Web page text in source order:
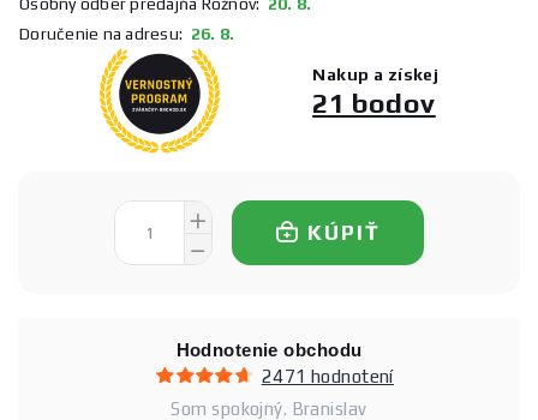
Doručenie na adresu: 26. 8.
Nakup a získej
21 bodov
KÚPIŤ
Hodnotenie obchodu
2471 hodnotení
Som spokojný. Branislav